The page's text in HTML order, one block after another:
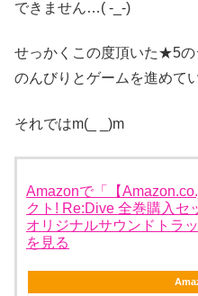
できません…( -_-)
せっかくこの度頂いた★5の
のんびりとゲームを進めて
それではm(_ _)m
Amazonで「【
クト! Re:Dive 全巻購入セ
オリジナルサウンドトラ
を見る